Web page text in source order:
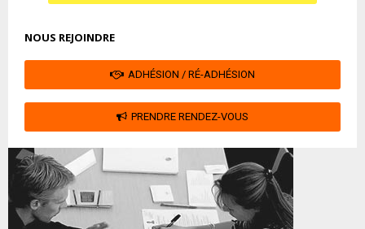
NOUS REJOINDRE
ADHÉSION / RÉ-ADHÉSION
PRENDRE RENDEZ-VOUS